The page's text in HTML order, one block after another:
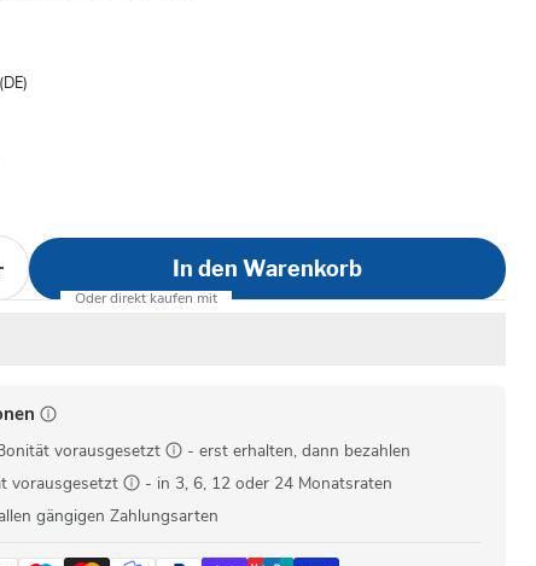
In den Warenkorb
vorausgesetzt
- erst erhalten, dann bezahlen
vorausgesetzt
- in 3, 6, 12 oder 24 Monatsraten
gängigen Zahlungsarten